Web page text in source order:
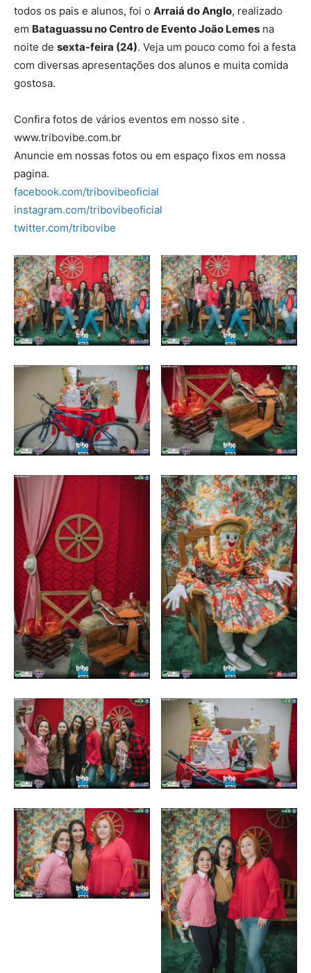
todos os pais e alunos, foi o Arraiá do Anglo, realizado
em Bataguassu no Centro de Evento João Lemes na
noite de sexta-feira (24). Veja um pouco como foi a festa
com diversas apresentações dos alunos e muita comida
gostosa.
Confira fotos de vários eventos em nosso site .
www.tribovibe.com.br
Anuncie em nossas fotos ou em espaço fixos em nossa
pagina.
facebook.com/tribovibeoficial
instagram.com/tribovibeoficial
twitter.com/tribovibe